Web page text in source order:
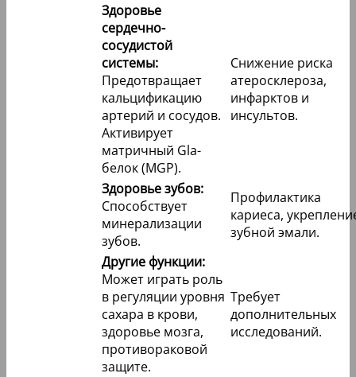
Здоровье
сердечно-
сосудистой
системы:
Предотвращает
кальцификацию
артерий и сосудов.
Активирует
матричный Gla-
белок (MGP).
Снижение риска
атеросклероза,
инфарктов и
инсультов.
Здоровье зубов:
Способствует
минерализации
зубов.
Профилактика
кариеса,
зубной эмали.
Другие функции:
Может играть роль
в регуляции уровня
сахара в крови,
здоровье мозга,
противораковой
защите.
Требует
дополнительных
исследований.